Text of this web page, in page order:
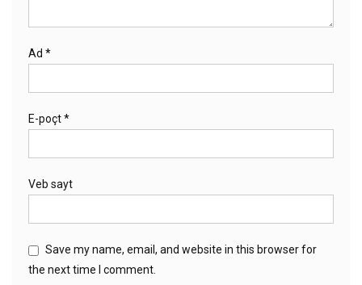
Ad *
E-poçt*
Veb sayt
Save my name, email, and website in this browser for
the next time I comment.